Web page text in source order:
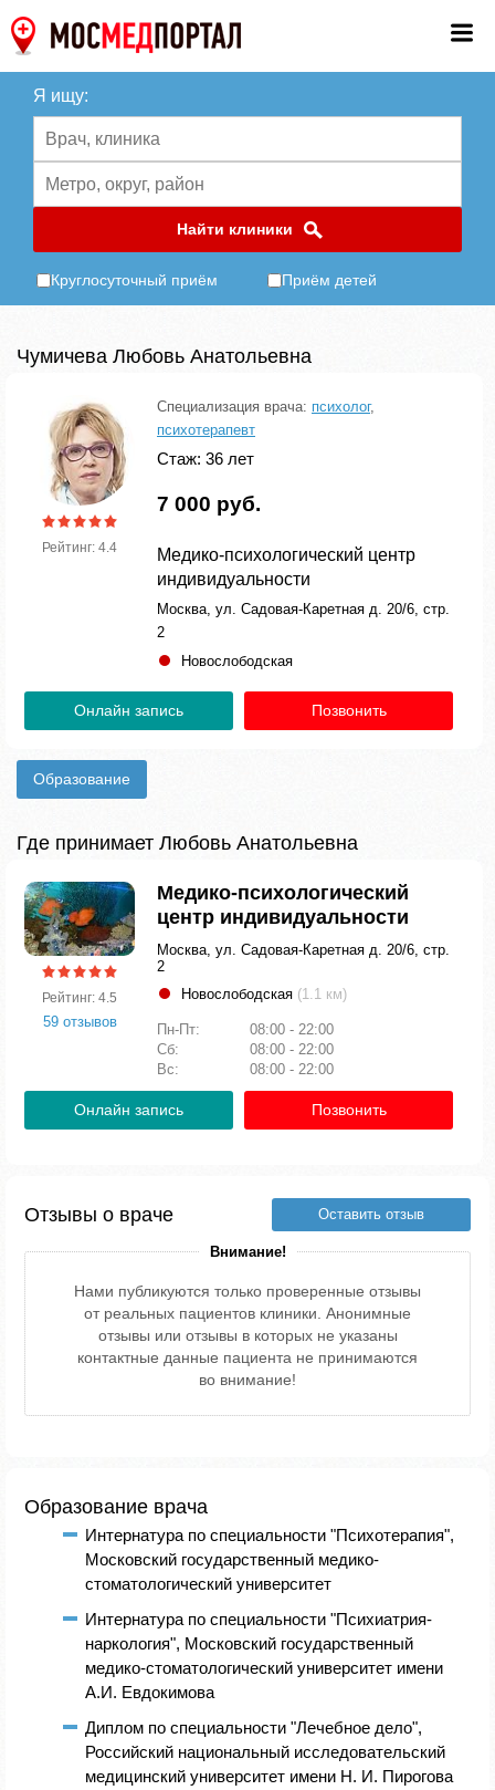
Я ищу:
Найти клиники
Круглосуточный приём Приём детей
Чумичева Любовь Анатольевна
Рейтинг: 4.4
Специализация врача: психолог,
психотерапевт
Стаж: 36 лет
7 000 руб.
Медико-психологический центр
индивидуальности
Москва, ул. Садовая-Каретная д. 20/6, стр.
2
Новослободская
Онлайн запись Позвонить
Образование
Где принимает Любовь Анатольевна
Рейтинг: 4.5
59 отзывов
Медико-психологический
центр индивидуальности
Москва, ул. Садовая-Каретная д. 20/6, стр.
2
Новослободская (1.1 км)
Пн-Пт:
08:00 - 22:00
Сб:
08:00 - 22:00
Вс:
08:00 - 22:00
Онлайн запись Позвонить
Отзывы о враче Оставить отзыв
Внимание!
Нами публикуются только проверенные отзывы
от реальных пациентов клиники. Анонимные
отзывы или отзывы в которых не указаны
контактные данные пациента не принимаются
во внимание!
Образование врача
Интернатура по специальности "Психотерапия",
Московский государственный медико-
стоматологический университет
Интернатура по специальности "Психиатрия-
наркология", Московский государственный
медико-стоматологический университет имени
А.И. Евдокимова
Диплом по специальности "Лечебное дело",
Российский национальный исследовательский
медицинский университет имени Н. И. Пирогова